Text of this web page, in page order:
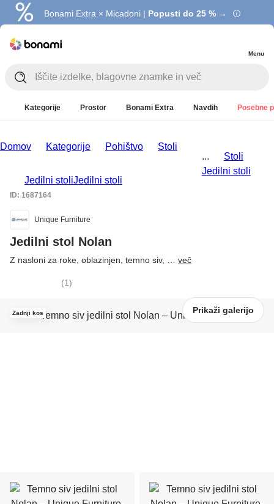
Bonami Extra × Micadoni | Popusti do 25 % →
Menu
Kategorije Prostor Bonami Extra Navdih Posebne
Domov Kategorije Pohištvo Stoli
Jedilni stoliJedilni stoli
...
Stoli
Jedilni stoli
Prikaži galerijo
Zadnji kos
ID: 1687164
Unique Furniture
Jedilni stol Nolan
Z nasloni za roke, oblazinjen, temno siv, … več
(1)